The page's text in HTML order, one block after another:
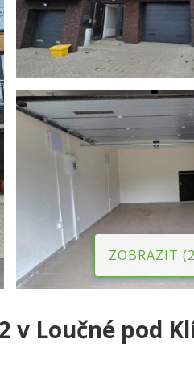
ZOBRAZIT
v Loučné pod